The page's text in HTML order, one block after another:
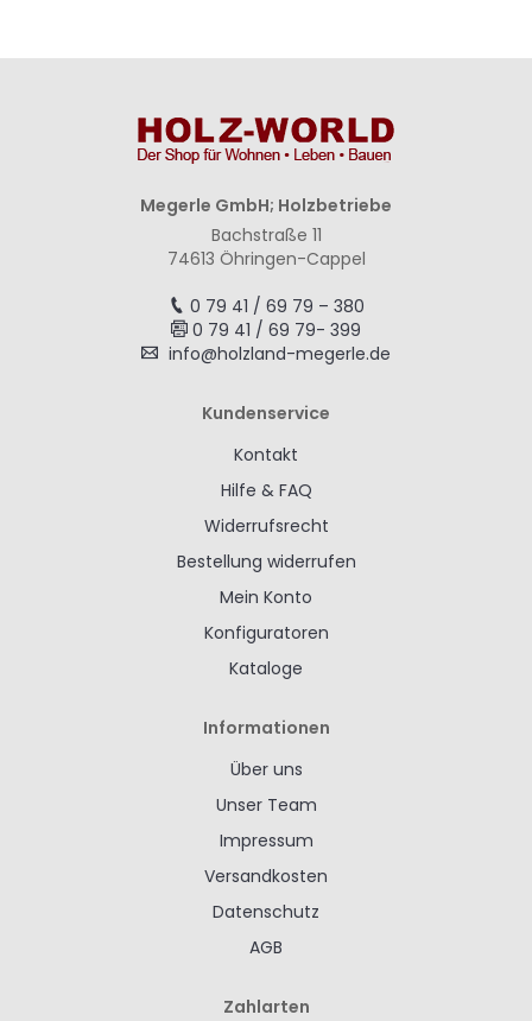
Megerle GmbH; Holzbetriebe
Bachstraße 11
74613 Öhringen-Cappel
0 79 41 / 69 79 – 380
0 79 41 / 69 79- 399
info@holzland-megerle.de
Kundenservice
Kontakt
Hilfe & FAQ
Widerrufsrecht
Bestellung widerrufen
Mein Konto
Konfiguratoren
Kataloge
Informationen
Über uns
Unser Team
Impressum
Versandkosten
Datenschutz
AGB
Zahlarten